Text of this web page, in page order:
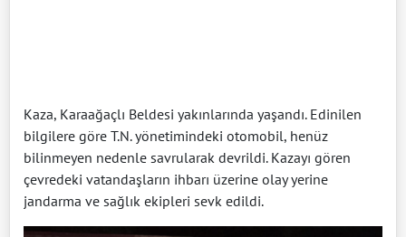
Kaza, Karaağaçlı Beldesi yakınlarında yaşandı. Edinilen
bilgilere göre T.N. yönetimindeki otomobil, henüz
bilinmeyen nedenle savrularak devrildi. Kazayı gören
çevredeki vatandaşların ihbarı üzerine olay yerine
jandarma ve sağlık ekipleri sevk edildi.